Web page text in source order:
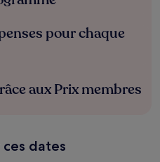
pour chaque
aux Prix membres
dates